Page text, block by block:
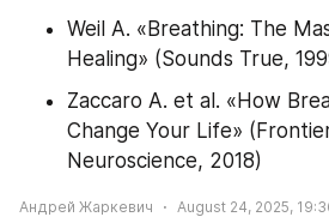
Weil A. «Breathing: The
Healing» (Sounds True,
Zaccaro A. et al. «How
Change Your Life»
Neuroscience, 2018)
Андрей Жаркевич August 24, 2025,